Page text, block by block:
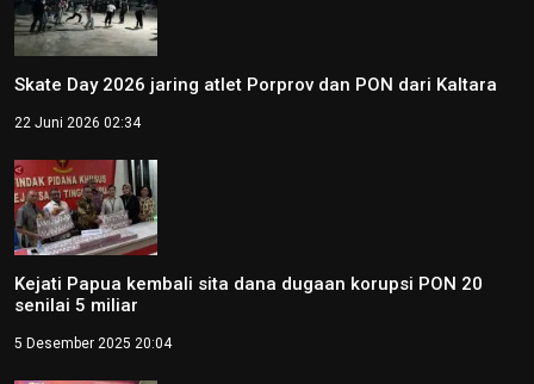
Skate Day 2026 jaring atlet Porprov dan PON dari Kaltara
22 Juni 2026 02:34
Kejati Papua kembali sita dana dugaan korupsi PON 20
senilai 5 miliar
5 Desember 2025 20:04